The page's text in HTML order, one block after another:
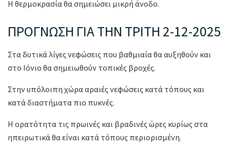
Η θερμοκρασία θα σημειώσει μικρή άνοδο.
ΠΡΟΓΝΩΣΗ ΓΙΑ ΤΗΝ ΤΡΙΤΗ 2-12-2025
Στα δυτικά λίγες νεφώσεις που βαθμιαία θα αυξηθούν και
στο Ιόνιο θα σημειωθούν τοπικές βροχές.
Στην υπόλοιπη χώρα αραιές νεφώσεις κατά τόπους και
κατά διαστήματα πιο πυκνές.
Η ορατότητα τις πρωινές και βραδινές ώρες κυρίως στα
ηπειρωτικά θα είναι κατά τόπους περιορισμένη.